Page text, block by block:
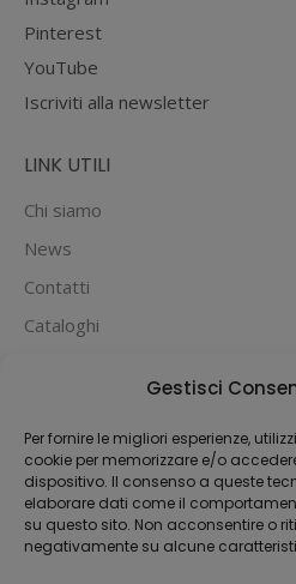
Gestisci
Per fornire le migliori esperienze,
cookie per memorizzare e/o
dispositivo. Il consenso a queste
elaborare dati come il
su questo sito. Non acconsentire o
negativamente su alcune
Pinterest
YouTube
Iscriviti alla newsletter
LINK UTILI
Chi siamo
News
Contatti
Cataloghi
PUOI PAGARE CON: